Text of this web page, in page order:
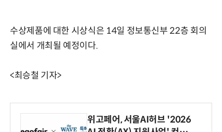
수상제품에 대한 시상식은 14일 정보통신부 22층 회의
실에서 개최될 예정이다.
<최승철 기자>
위고페어, 서울AI허브 '2026